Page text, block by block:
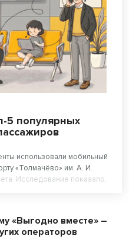
5 популярных
использовали мобильный
«Толмачёво» им. А. И.
Исследование показало,
этом миллениалы (29–44
«Выгодно вместе» –
операторов